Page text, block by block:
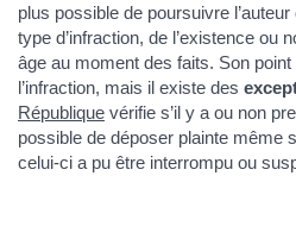
plus possible de poursuivre l’auteur
type d’infraction, de l’existence ou
âge au moment des faits. Son
l’infraction, mais il existe des
République vérifie s’il y a ou non
possible de déposer plainte même
celui-ci a pu être interrompu ou